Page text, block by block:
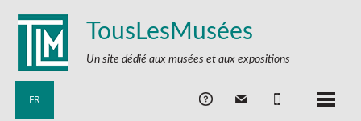
TousLesMusées
Un site dédié aux musées et aux expositions
FR